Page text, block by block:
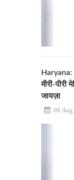
Haryana:
मीरी-
जायज़ा
08